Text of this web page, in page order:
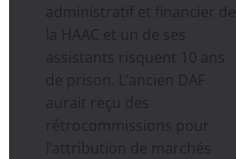
administratif et financier de
la HAAC et un de ses
assistants risquent 10 ans
de prison. L’ancien DAF
aurait reçu des
rétrocommissions pour
l’attribution de marchés